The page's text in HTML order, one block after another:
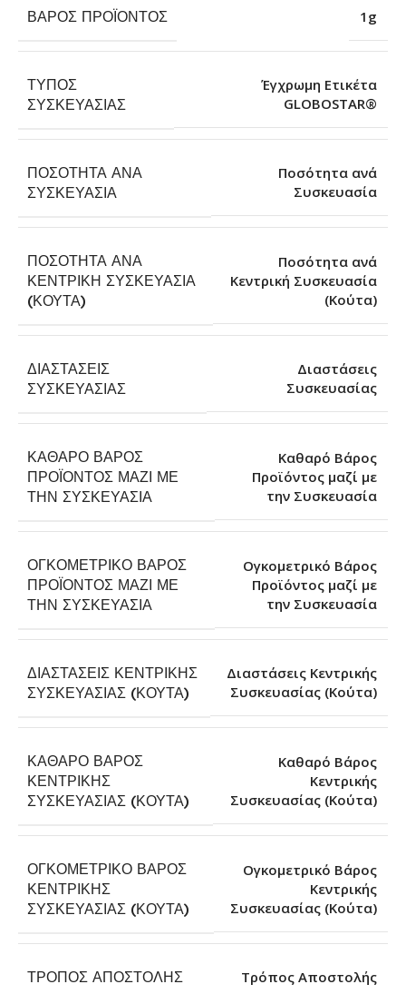
ΒΆΡΟΣ ΠΡΟΪΌΝΤΟΣ 1g
ΤΎΠΟΣ
ΣΥΣΚΕΥΑΣΊΑΣ
Έγχρωμη Ετικέτα
GLOBOSTAR®
ΠΟΣΌΤΗΤΑ ΑΝΆ
ΣΥΣΚΕΥΑΣΊΑ
Ποσότητα ανά
Συσκευασία
ΠΟΣΌΤΗΤΑ ΑΝΆ
ΚΕΝΤΡΙΚΉ ΣΥΣΚΕΥΑΣΊΑ
(ΚΟΎΤΑ)
Ποσότητα ανά
Κεντρική Συσκευασία
(Κούτα)
ΔΙΑΣΤΆΣΕΙΣ
ΣΥΣΚΕΥΑΣΊΑΣ
Διαστάσεις
Συσκευασίας
ΚΑΘΑΡΌ ΒΆΡΟΣ
ΠΡΟΪΌΝΤΟΣ ΜΑΖΊ ΜΕ
ΤΗΝ ΣΥΣΚΕΥΑΣΊΑ
Καθαρό Βάρος
Προϊόντος μαζί με
την Συσκευασία
ΟΓΚΟΜΕΤΡΙΚΌ ΒΆΡΟΣ
ΠΡΟΪΌΝΤΟΣ ΜΑΖΊ ΜΕ
ΤΗΝ ΣΥΣΚΕΥΑΣΊΑ
Ογκομετρικό Βάρος
Προϊόντος μαζί με
την Συσκευασία
ΔΙΑΣΤΆΣΕΙΣ ΚΕΝΤΡΙΚΉΣ
ΣΥΣΚΕΥΑΣΊΑΣ (ΚΟΎΤΑ)
Διαστάσεις Κεντρικής
Συσκευασίας (Κούτα)
ΚΑΘΑΡΌ ΒΆΡΟΣ
ΚΕΝΤΡΙΚΉΣ
ΣΥΣΚΕΥΑΣΊΑΣ (ΚΟΎΤΑ)
Καθαρό Βάρος
Κεντρικής
Συσκευασίας (Κούτα)
ΟΓΚΟΜΕΤΡΙΚΌ ΒΆΡΟΣ
ΚΕΝΤΡΙΚΉΣ
ΣΥΣΚΕΥΑΣΊΑΣ (ΚΟΎΤΑ)
Ογκομετρικό Βάρος
Κεντρικής
Συσκευασίας (Κούτα)
ΤΡΌΠΟΣ ΑΠΟΣΤΟΛΉΣ Τρόπος Αποστολής